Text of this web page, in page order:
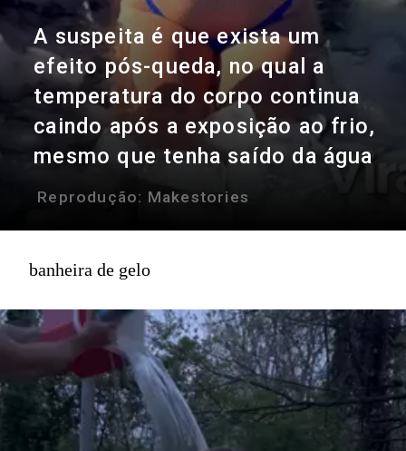
A suspeita é que exista um
efeito pós-queda, no qual a
temperatura do corpo continua
caindo após a exposição ao frio,
mesmo que tenha saído da água
Reprodução: Makestories
banheira de gelo